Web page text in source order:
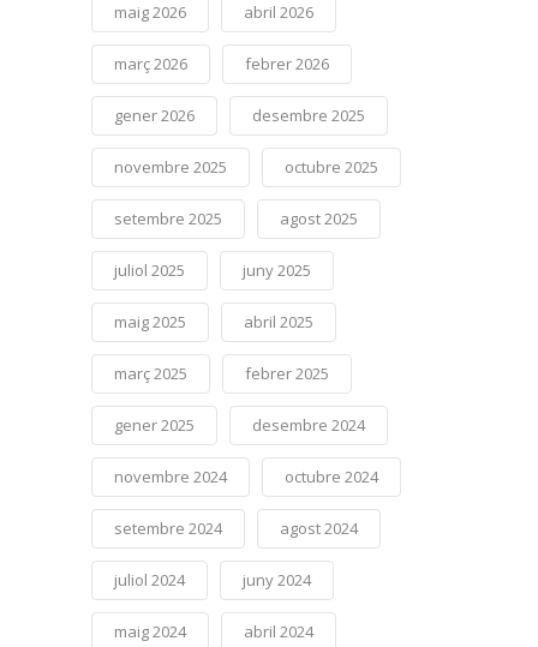
maig 2026 abril 2026
març 2026 febrer 2026
gener 2026 desembre 2025
novembre 2025 octubre 2025
setembre 2025 agost 2025
juliol 2025 juny 2025
maig 2025 abril 2025
març 2025 febrer 2025
gener 2025 desembre 2024
novembre 2024 octubre 2024
setembre 2024 agost 2024
juliol 2024 juny 2024
maig 2024 abril 2024